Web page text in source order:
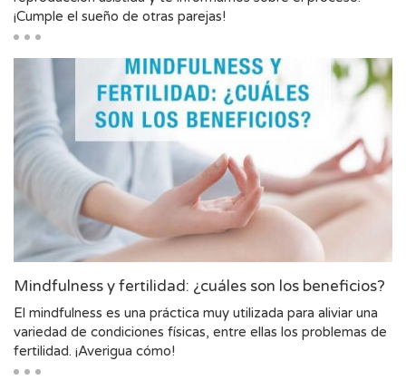
¡Cumple el sueño de otras parejas!
Mindfulness y fertilidad: ¿cuáles son los beneficios?
El mindfulness es una práctica muy utilizada para aliviar una
variedad de condiciones físicas, entre ellas los problemas de
fertilidad. ¡Averigua cómo!